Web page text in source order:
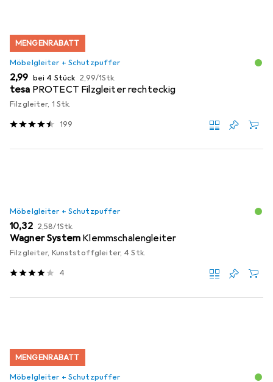
MENGENRABATT
Möbelgleiter + Schutzpuffer
EUR
2,99 bei 4 Stück EUR
2,99/1Stk.
tesa PROTECT Filzgleiter rechteckig
Filzgleiter, 1 Stk.
199
Möbelgleiter + Schutzpuffer
EUR
10,32 EUR
2,58/1Stk.
Wagner System Klemmschalengleiter
Filzgleiter, Kunststoffgleiter, 4 Stk.
4
MENGENRABATT
Möbelgleiter + Schutzpuffer